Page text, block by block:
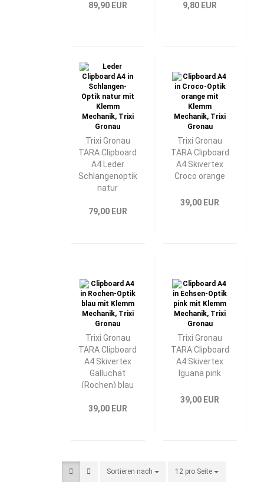
89,90 EUR 9,80 EUR
Trixi Gronau
TARA Clipboard
A4 Leder
Schlangenoptik
natur
79,00 EUR
Trixi Gronau
TARA Clipboard
A4 Skivertex
Croco orange
39,00 EUR
Trixi Gronau
TARA Clipboard
A4 Skivertex
Galluchat
(Rochen) blau
39,00 EUR
Trixi Gronau
TARA Clipboard
A4 Skivertex
Iguana pink
39,00 EUR
Sortieren nach
Sortieren nach 12 pro Seite
pro Seite